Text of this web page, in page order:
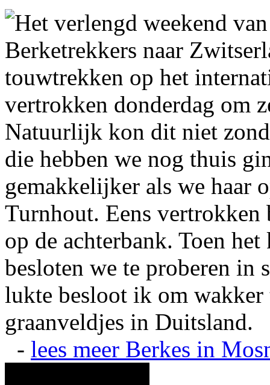
Het verlengd weekend
Berketrekkers naar
touwtrekken op het
vertrokken donderdag om
Natuurlijk kon dit niet
die hebben we nog thuis
gemakkelijker als we haar
Turnhout. Eens vertrokken
op de achterbank. Toen
besloten we te proberen in
lukte besloot ik om
graanveldjes in Duitsland.
- lees meer Berkes in